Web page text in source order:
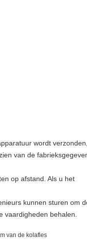
wordt
van de
op afstand. Als u het
kunnen sturen om
vaardigheden behalen.
van de kolafles